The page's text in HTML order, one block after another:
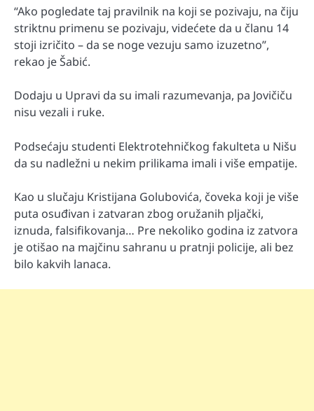
“Ako pogledate taj pravilnik na koji se pozivaju, na čiju
striktnu primenu se pozivaju, videćete da u članu 14
stoji izričito – da se noge vezuju samo izuzetno”,
rekao je Šabić.
Dodaju u Upravi da su imali razumevanja, pa Jovičiču
nisu vezali i ruke.
Podsećaju studenti Elektrotehničkog fakulteta u Nišu
da su nadležni u nekim prilikama imali i više empatije.
Kao u slučaju Kristijana Golubovića, čoveka koji je više
puta osuđivan i zatvaran zbog oružanih pljački,
iznuda, falsifikovanja… Pre nekoliko godina iz zatvora
je otišao na majčinu sahranu u pratnji policije, ali bez
bilo kakvih lanaca.